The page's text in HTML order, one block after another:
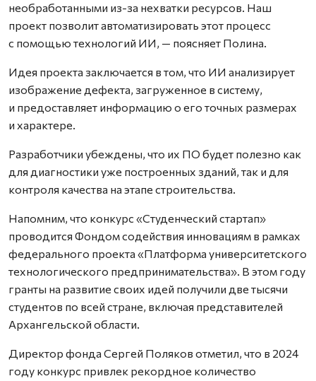
необработанными из-за нехватки ресурсов. Наш
проект позволит автоматизировать этот процесс
с помощью технологий ИИ, — поясняет Полина.
Идея проекта заключается в том, что ИИ анализирует
изображение дефекта, загруженное в систему,
и предоставляет информацию о его точных размерах
и характере.
Разработчики убеждены, что их ПО будет полезно как
для диагностики уже построенных зданий, так и для
контроля качества на этапе строительства.
Напомним, что конкурс «Студенческий стартап»
проводится Фондом содействия инновациям в рамках
федерального проекта «Платформа университетского
технологического предпринимательства». В этом году
гранты на развитие своих идей получили две тысячи
студентов по всей стране, включая представителей
Архангельской области.
Директор фонда Сергей Поляков отметил, что в 2024
году конкурс привлек рекордное количество